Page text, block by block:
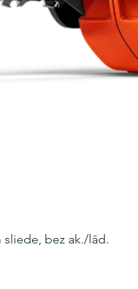
sliede, bez ak./lād.